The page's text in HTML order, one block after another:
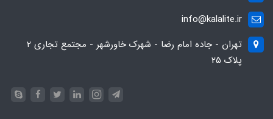
info@kalalite.ir
تهران - جاده امام رضا - شهرک خاورشهر - مجتمع تجاری 2
پلاک 25